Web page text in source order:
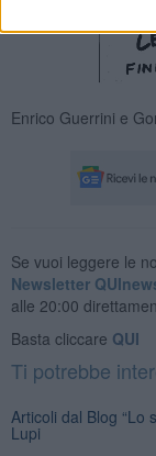
Enrico Guerrini e
Se vuoi leggere le
Newsletter
alle 20:00
Basta cliccare QUI
Ti potrebbe
Articoli dal Blog “Lo
Lupi